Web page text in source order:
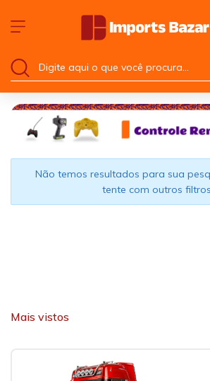
Não temos resultados para sua
tente com outros
Mais vistos